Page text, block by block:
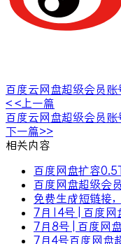
百度云网盘超级会员
< <上一篇
百度云网盘超级会员
下一篇>>
相关内容
百度网盘扩容
百度网盘超级会
免费生成短链接
7月14号 | 百度网
7月8号 | 百度网
7月4号百度网盘